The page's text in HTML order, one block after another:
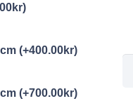
kr)
(+400.00kr)
(+700.00kr)